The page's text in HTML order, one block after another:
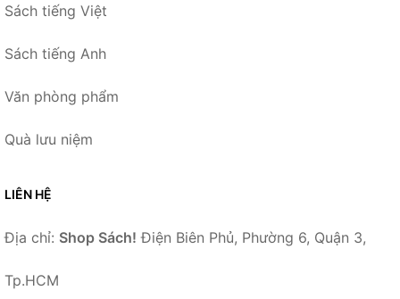
Sách tiếng Việt
Sách tiếng Anh
Văn phòng phẩm
Quà lưu niệm
LIÊN HỆ
Địa chỉ: Shop Sách! Điện Biên Phủ, Phường 6, Quận 3,
Tp.HCM